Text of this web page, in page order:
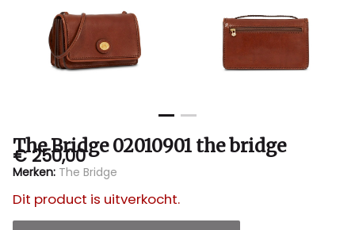
The Bridge 02010901 the bridge
€ 250,00
Merken: The Bridge
Dit product is uitverkocht.